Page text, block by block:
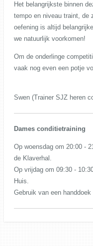
Het belangrijkste binnen
tempo en niveau traint, de
oefening is altijd
we natuurlijk voorkomen!
Om de onderlinge
vaak nog even een potje
Swen (Trainer SJZ heren
Dames conditietraining
Op woensdag om 20:00 -
de Klaverhal.
Op vrijdag om 09:30 -
Huis.
Gebruik van een